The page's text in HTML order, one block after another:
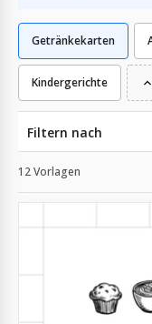
Getränkekarten
Kindergerichte
Filtern nach
12 Vorlagen